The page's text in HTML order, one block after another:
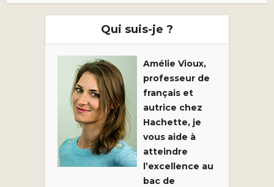
Qui suis-je ?
Amélie Vioux,
professeur de
français et
autrice chez
Hachette, je
vous aide à
atteindre
l’excellence au
bac de